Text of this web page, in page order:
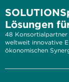
Lösungen
48 Konsortialpartner
weltweit innovative
ökonomischen